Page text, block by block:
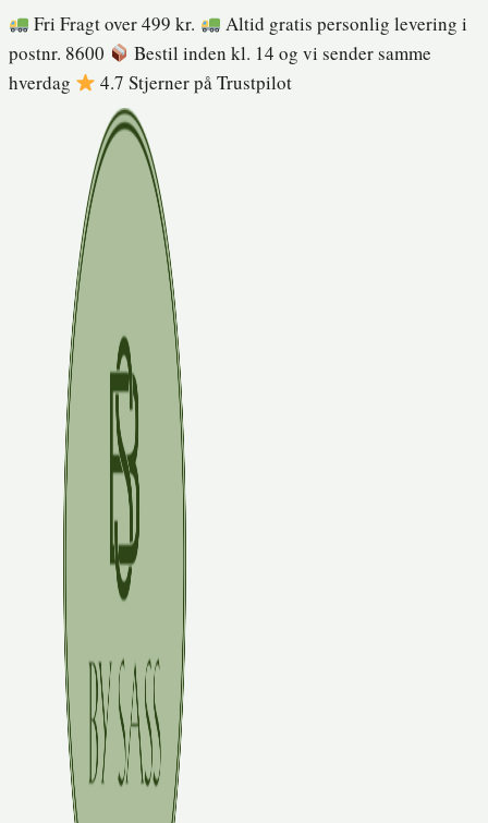
Fortsæt
til
indhold
Fri Fragt over 499 kr.
Altid gratis personlig levering i
postnr. 8600
Bestil inden kl. 14 og vi sender samme
hverdag
4.7 Stjerner på Trustpilot